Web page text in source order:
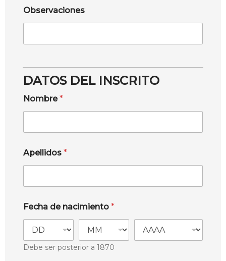
Observaciones
DATOS DEL INSCRITO
Nombre*
Apellidos *
Fecha de nacimiento *
Debe ser posterior a 1870